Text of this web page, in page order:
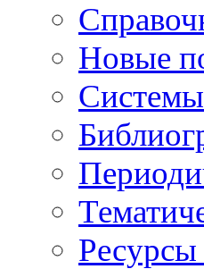
Новые